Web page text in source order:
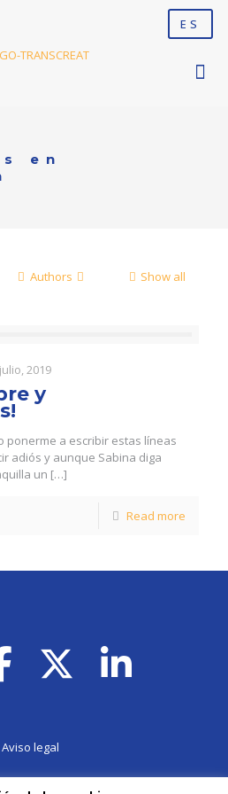
herramientas
en
Authors Show all
2019
y
ponerme a escribir estas líneas
adiós y aunque Sabina diga
un […]
Read more
Aviso legal
ES